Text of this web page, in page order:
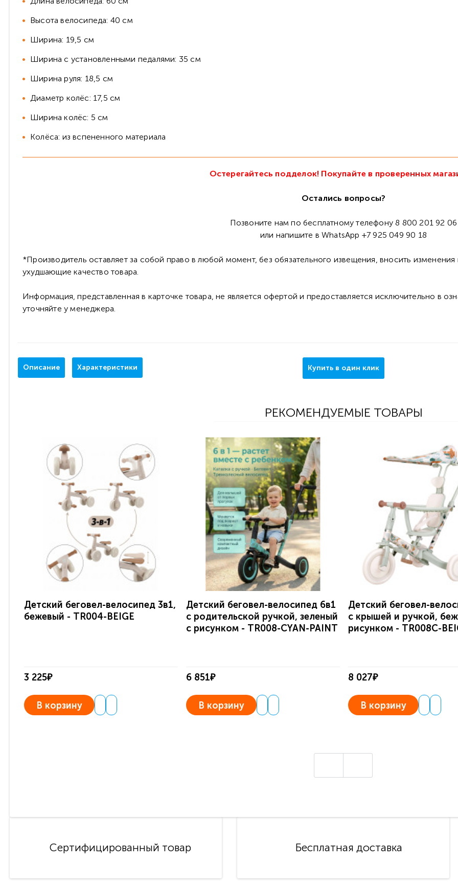
Высота велосипеда: 40 см
Ширина: 19,5 см
Ширина с установленными педалями: 35 см
Ширина руля: 18,5 см
Диаметр колёс: 17,5 см
Ширина колёс: 5 см
Колёса: из вспененного материала
Остерегайтесь подделок! Покупайте в проверенных
Остались вопросы?
Позвоните нам по бесплатному телефону 8 800 201 92 06
или напишите в WhatsApp +7 925 049 90 18
*Производитель оставляет за собой право в любой момент, без обязательного извещения, вносить
ухудшающие качество товара.
Информация, представленная в карточке товара, не является офертой и предоставляется исключительно в
уточняйте у менеджера.
Описание Характеристики Купить в один клик
РЕКОМЕНДУЕМЫЕ ТОВАРЫ
Детский беговел-велосипед 3в1,
бежевый - TR004-BEIGE
3 225₽
В корзину
Детский беговел-велосипед 6в1
с родительской ручкой, зеленый
с рисунком - TR008-CYAN-PAINT
6 851₽
В корзину
Детский беговел-
с крышей и ручкой,
рисунком - TR008C-
8 027₽
В корзину
Сертифицированный товар Бесплатная доставка